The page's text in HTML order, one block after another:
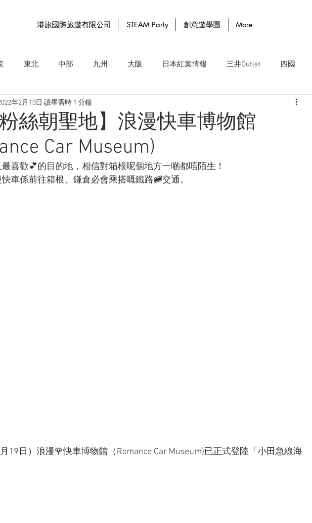
港旅國際旅遊有限公司 STEAM Party 創意遊學團 More
東北 中部 九州 大阪 日本紅葉情報 三井Outlet 四國
資訊 日本櫻花情報
粉絲朝聖地】浪漫快車博物館
Car Museum)
年2月10日 讀畢需時 1 分鐘
喜歡💕的目的地，相信對箱根呢個地方一啲都唔陌生！
車係前往箱根、鎌倉必會乘搭嘅鐵路🚞交通。
19日）浪漫🌹快車博物館（Romance Car Museum)已正式登陸「小田急線海